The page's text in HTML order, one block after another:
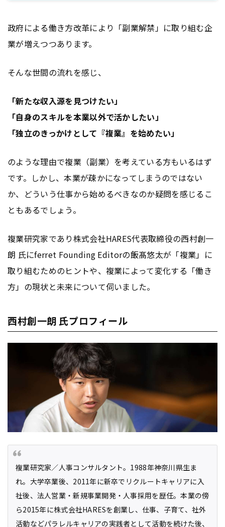
政府による働き方改革により「副業解禁」に取り組む企
業が増えつつあります。
そんな世間の流れを感じ、
「新たな収入源を見つけたい」
「自身のスキルを本業以外で活かしたい」
「独立のきっかけとして『複業』を始めたい」
のような理由で複業（副業）を考えている方もいるはず
です。しかし、本業が疎かになってしまうのではない
か、どういう仕事から始めるべきなのか疑問を感じるこ
ともあるでしょう。
複業研究家であり株式会社HARES代表取締役の西村創一
朗 氏にferret Founding Editorの飯髙悠太が「複業」に
取り組むためのヒントや、複業によって変化する「働き
方」の現状と未来について伺いました。
西村創一朗 氏プロフィール
複業研究家／人事コンサルタント。1988年神奈川県生ま
れ。大学卒業後、2011年に新卒でリクルートキャリアに入
社後、法人営業・新規事業開発・人事採用を歴任。本業の傍
ら2015年に株式会社HARESを創業し、仕事、子育て、社外
活動などパラレルキャリアの実践者として活動を続けた後、